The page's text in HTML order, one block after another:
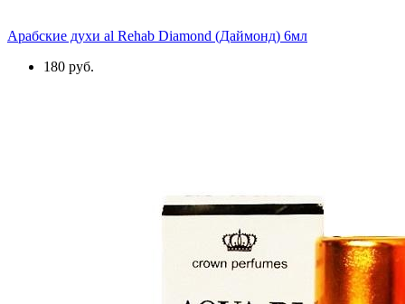
Арабские духи al Rehab Diamond (Даймонд) 6мл
180 руб.